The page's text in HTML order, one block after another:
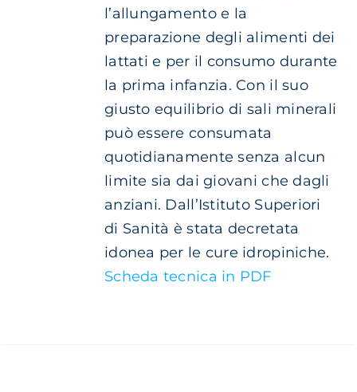
l’allungamento e la
preparazione degli alimenti dei
lattati e per il consumo durante
la prima infanzia. Con il suo
giusto equilibrio di sali minerali
può essere consumata
quotidianamente senza alcun
limite sia dai giovani che dagli
anziani. Dall’Istituto Superiori
di Sanità è stata decretata
idonea per le cure idropiniche.
Scheda tecnica in PDF